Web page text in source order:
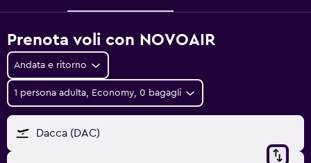
Prenota voli con NOVOAIR
Andata e ritorno
1 persona adulta, Economy, 0 bagagli
Dacca (DAC)